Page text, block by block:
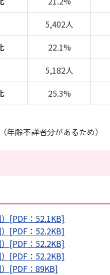
5,402人
22.1%
5,182人
25.3%
齢不詳者分があるため）
[PDF：52.1KB]
[PDF：52.2KB]
[PDF：52.2KB]
[PDF：52.2KB]
[PDF：89KB]